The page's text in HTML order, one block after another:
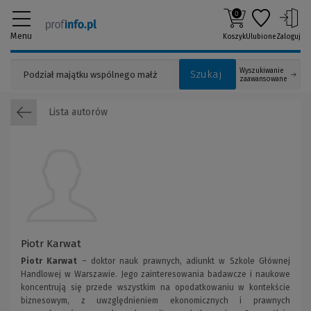
Menu
Szukaj
Wyszukiwanie
zaawansowane
0
KoszykUlubioneZaloguj
Piotr Karwat
Piotr Karwat – doktor nauk prawnych, adiunkt w Szkole Głównej
Handlowej w Warszawie. Jego zainteresowania badawcze i naukowe
koncentrują się przede wszystkim na opodatkowaniu w kontekście
biznesowym, z uwzględnieniem ekonomicznych i prawnych
Lista autorów